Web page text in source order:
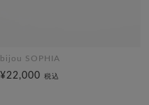
bijou SOPHIA
¥22,000 税込